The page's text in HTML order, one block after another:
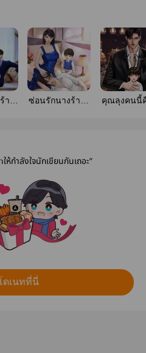
ย
ซ่อนรักนางร้าย |
คุณลุงคนนี้
ห้กำลังใจนักเขียนกันเถอะ”
ดเนทที่นี่